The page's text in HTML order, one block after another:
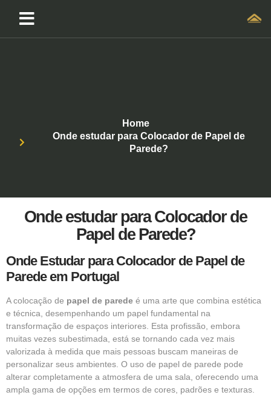
Home
Onde estudar para Colocador de Papel de
Parede?
Onde estudar para Colocador de
Papel de Parede?
Onde Estudar para Colocador de Papel de
Parede em Portugal
A colocação de papel de parede é uma arte que combina estética
e técnica, desempenhando um papel fundamental na
transformação de espaços interiores. Esta profissão, embora
muitas vezes subestimada, está se tornando cada vez mais
valorizada à medida que mais pessoas buscam maneiras de
personalizar seus ambientes. O uso de papel de parede pode
alterar completamente a atmosfera de uma sala, oferecendo uma
ampla gama de opções em termos de cores, padrões e texturas.